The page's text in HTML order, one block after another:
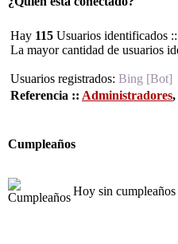
Hay 115 Usuarios identificados
La mayor cantidad de usuarios
Usuarios registrados: Bing [Bot]
Referencia :: Administradores,
Cumpleaños
Hoy sin cumpleaños